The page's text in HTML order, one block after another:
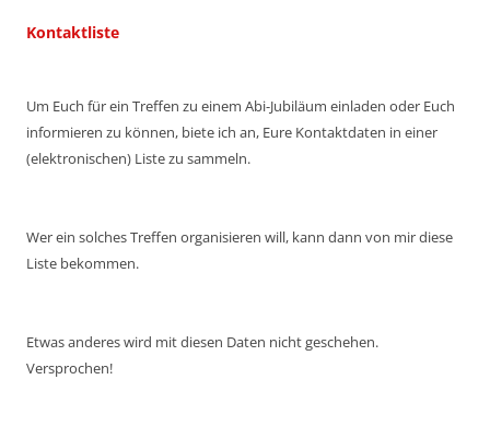
Kontaktliste
Um Euch für ein Treffen zu einem Abi-Jubiläum einladen oder Euch
informieren zu können, biete ich an, Eure Kontaktdaten in einer
(elektronischen) Liste zu sammeln.
Wer ein solches Treffen organisieren will, kann dann von mir diese
Liste bekommen.
Etwas anderes wird mit diesen Daten nicht geschehen.
Versprochen!